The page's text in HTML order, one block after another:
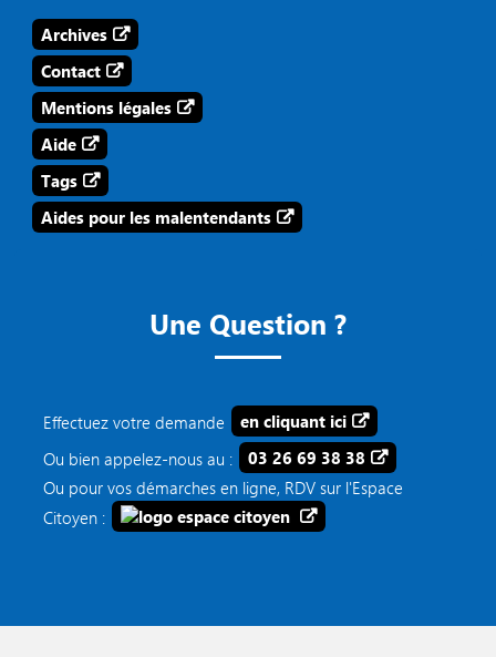
Archives
Contact
Mentions légales
Aide
Tags
Aides pour les malentendants
Une Question ?
Effectuez votre demande
en cliquant ici
Ou bien appelez-nous au :
03 26 69 38 38
Ou pour vos démarches en ligne, RDV sur l'Espace
Citoyen :